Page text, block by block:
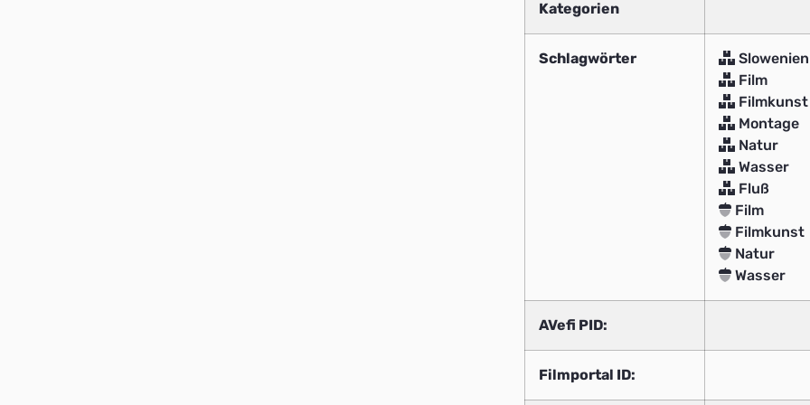
Kategorien
Schlagwörter
Film
Filmkunst
Montage
Natur
Wasser
Fluß
Film
Filmkunst
Natur
Wasser
AVefi PID:
Filmportal ID: